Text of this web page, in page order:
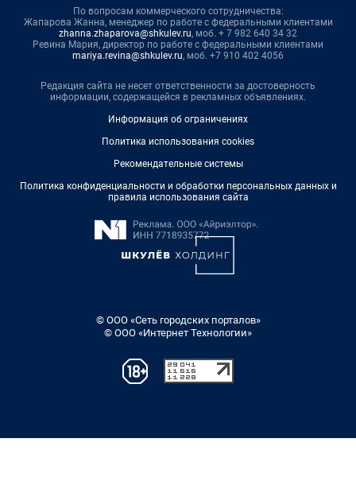
По вопросам коммерческого сотрудничества:
Жапарова Жанна, менеджер по работе с федеральными клиентами
zhanna.zhaparova@shkulev.ru, моб. + 7 982 640 34 32
Ревина Мария, директор по работе с федеральными клиентами
mariya.revina@shkulev.ru, моб. +7 910 402 4056
Редакция сайта не несет ответственности за достоверность
информации, содержащейся в рекламных объявлениях.
Информация об ограничениях
Политика использования cookies
Рекомендательные системы
Политика конфиденциальности и обработки персональных данных и
правила использования сайта
© ООО «Сеть городских порталов»
© ООО «Интернет Технологии»